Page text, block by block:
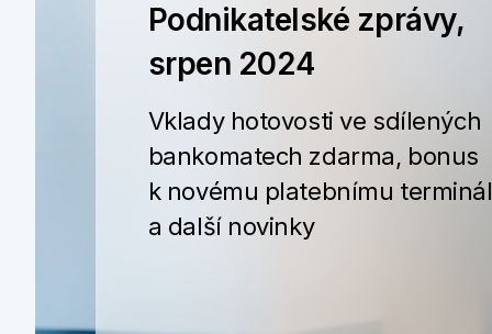
Podnikatelské zprávy,
srpen 2024
Vklady hotovosti ve sdílených
bankomatech zdarma, bonus
k novému platebnímu
a další novinky